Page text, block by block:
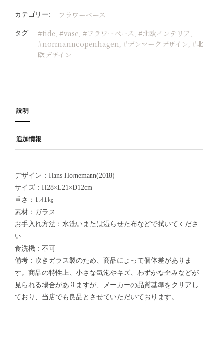
カテゴリー: フラワーベース
タグ: #tide #vase #フラワーベース #北欧インテリア
#normanncopenhagen #デンマークデザイン #北
欧デザイン
説明
追加情報
デザイン：Hans Hornemann(2018)
サイズ：H28×L21×D12cm
重さ：1.41㎏
素材：ガラス
お手入れ方法：水洗いまたは湿らせた布などで拭いてくださ
い
食洗機：不可
備考：吹きガラス製のため、商品によって個体差がありま
す。商品の特性上、小さな気泡やキズ、わずかな歪みなどが
見られる場合がありますが、メーカーの品質基準をクリアし
ており、当店でも良品とさせていただいております。